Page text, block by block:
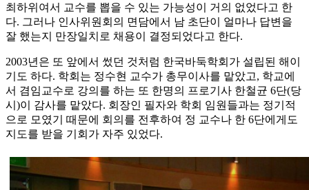
최하위여서 교수를 뽑을 수 있는 가능성이 거의 없었다고 한
다. 그러나 인사위원회의 면담에서 남 초단이 얼마나 답변을
잘 했는지 만장일치로 채용이 결정되었다고 한다.
2003년은 또 앞에서 썼던 것처럼 한국바둑학회가 설립된 해이
기도 하다. 학회는 정수현 교수가 총무이사를 맡았고, 학교에
서 겸임교수로 강의를 하는 또 한명의 프로기사 한철균 6단(당
시)이 감사를 맡았다. 회장인 필자와 학회 임원들과는 정기적
으로 모였기 때문에 회의를 전후하여 정 교수나 한 6단에게도
지도를 받을 기회가 자주 있었다.